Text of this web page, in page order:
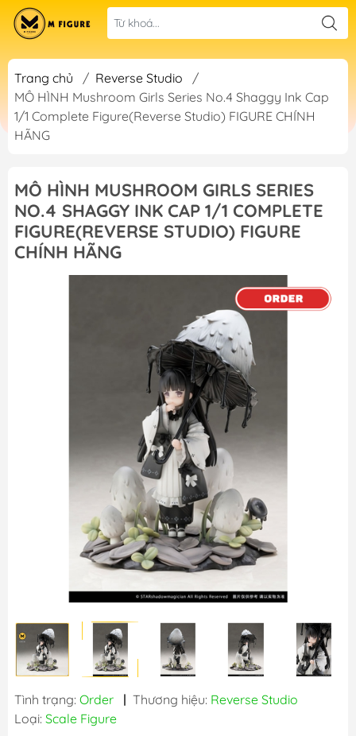
Trang chủ / Reverse Studio
/
MÔ HÌNH Mushroom Girls Series No.4 Shaggy Ink Cap
1/1 Complete Figure(Reverse Studio) FIGURE CHÍNH
HÃNG
MÔ HÌNH MUSHROOM GIRLS SERIES
NO.4 SHAGGY INK CAP 1/1 COMPLETE
FIGURE(REVERSE STUDIO) FIGURE
CHÍNH HÃNG
Tình trạng: Order | Thương hiệu: Reverse Studio
Loại: Scale Figure